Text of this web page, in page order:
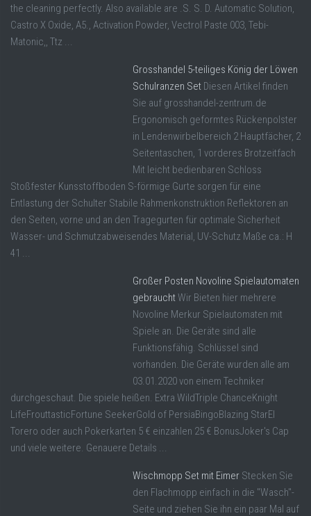
the cleaning perfectly. Also available are .S. S. D. Automatic Solution,
Castro X Oxide, A5., Activation Powder, Vectrol Paste 003, Tebi-
Matonic,, Ttz ...
Grosshandel 5-teiliges König der Löwen
Schulranzen Set Diesen Artikel finden
Sie auf grosshandel-zentrum.de
Ergonomisch geformtes Rückenpolster
in Lendenwirbelbereich 2 Hauptfächer, 2
Seitentaschen, 1 vorderes Brotzeitfach
Mit leicht bedienbaren Schloss
Stoßfester Kunsstoffboden S-förmige Gurte sorgen für eine
Entlastung der Schulter Stabile Rahmenkonstruktion Reflektoren an
den Seiten, vorne und an den Tragegurten für optimale Sicherheit
Wasser- und Schmutzabweisendes Material, UV-Schutz Maße ca.: H
41 ...
Großer Posten Novoline Spielautomaten
gebrauchtWir Bieten hier mehrere
Novoline Merkur Spielautomaten mit
Spiele an. Die Geräte sind alle
Funktionsfähig. Schlüssel sind
vorhanden. Die Geräte wurden alle am
03.01.2020 von einem Techniker
durchgeschaut. Die spiele heißen. Extra WildTriple ChanceKnight
LifeFrouttasticFortune SeekerGold of PersiaBingoBlazing StarEl
Torero oder auch Pokerkarten 5 € einzahlen 25 € BonusJoker's Cap
und viele weitere. Genauere Details ...
Wischmopp Set mit Eimer Stecken Sie
den Flachmopp einfach in die "Wasch"-
Seite und ziehen Sie ihn ein paar Mal auf